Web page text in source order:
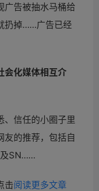
广告被抽水马桶给
扔掉……广告已经
会化媒体相互介
、信任的小圈子里
友的推荐，包括自
及SN……
击阅读更多文章